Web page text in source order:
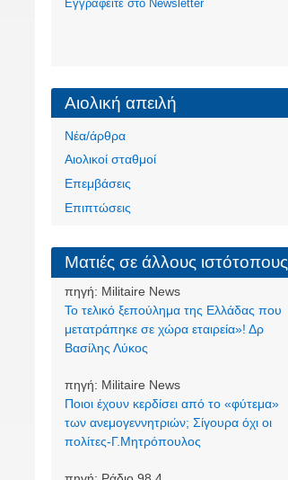
Eγγραφείτε στο Newsletter
Αιολική απειλή
Νέα/άρθρα
Αιολικοί σταθμοί
Επεμβάσεις
Επιπτώσεις
Ματιές σε άλλους ιστότοπους
πηγή: Militaire News
Το τελικό ξεπούλημα της Ελλάδας που
μετατράπηκε σε χώρα εταιρεία»! Δρ
Βασίλης Λύκος
πηγή: Militaire News
Ποιοι έχουν κερδίσει από το «φύτεμα»
των ανεμογεννητριών; Σίγουρα όχι οι
πολίτες-Γ.Μητρόπουλος